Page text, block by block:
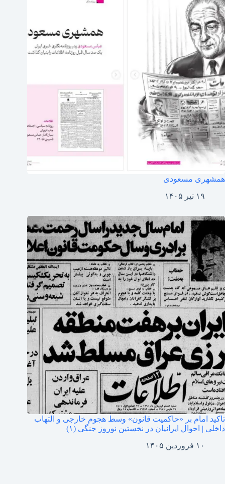
همشهری مسعودی
۱۹ تیر ۱۴۰۵
تاکید امام بر «حاکمیت قانون» وسط هجوم خارجی و التهاب
داخلی | احوال ایرانیان در نخستین نوروز جنگی (۱)
۱۰ فروردین ۱۴۰۵